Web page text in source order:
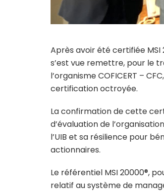
Après avoir été certifiée MSI
s’est vue remettre, pour le
l’organisme COFICERT –
certification octroyée.
La confirmation de cette
d’évaluation de
l’UIB et sa résilience pour
actionnaires.
Le référentiel MSI 20000®,
relatif au système de